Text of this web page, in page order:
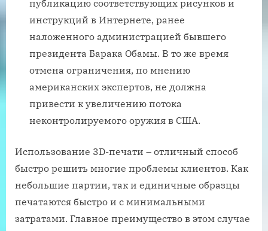
публикацию соответствующих рисунков и
инструкций в Интернете, ранее
наложенного администрацией бывшего
президента Барака Обамы. В то же время
отмена ограничения, по мнению
американских экспертов, не должна
привести к увеличению потока
неконтролируемого оружия в США.
Использование 3D-печати – отличный способ
быстро решить многие проблемы клиентов. Как
небольшие партии, так и единичные образцы
печатаются быстро и с минимальными
затратами. Главное преимущество в этом случае